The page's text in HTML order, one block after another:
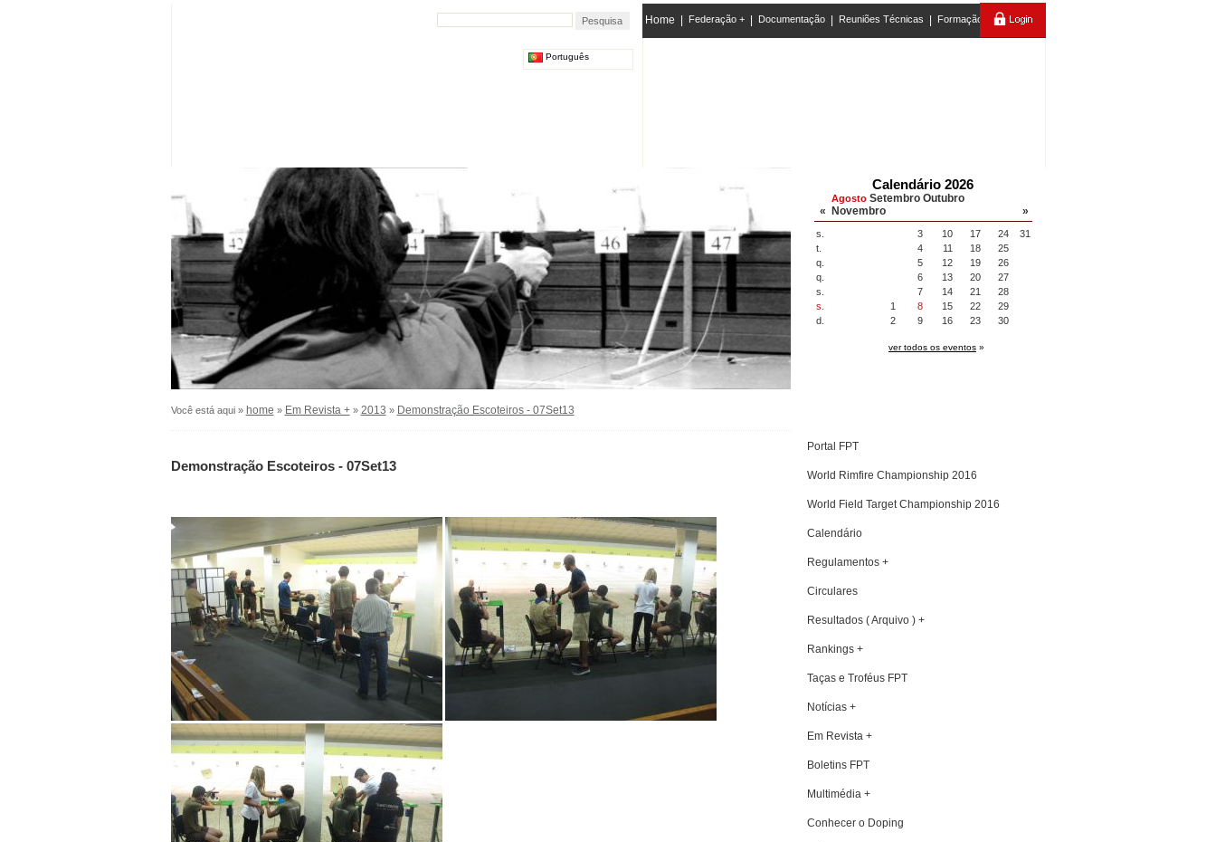
Home Federação + Documentação Reuniões Técnicas Formação
Português
Calendário 2026
«
Agosto Setembro Outubro
Novembro
»
s.
t.
q.
q.
s.
s.
d.
3 10 17 24
31
4
11 18
25
5
12 19
26
6
13 20
27
7
14 21
28
1
8 15 22
29
2
9 16 23 30
ver todos os eventos »
Você está aqui » home » Em Revista +» 2013 » Demonstração Escoteiros - 07Set13
Demonstração Escoteiros - 07Set13
Portal FPT
World Rimfire Championship 2016
World Field Target Championship 2016
Calendário
Regulamentos +
Circulares
Resultados ( Arquivo ) +
Rankings +
Taças e Troféus FPT
Notícias +
Em Revista +
Boletins FPT
Multimédia +
Conhecer o Doping